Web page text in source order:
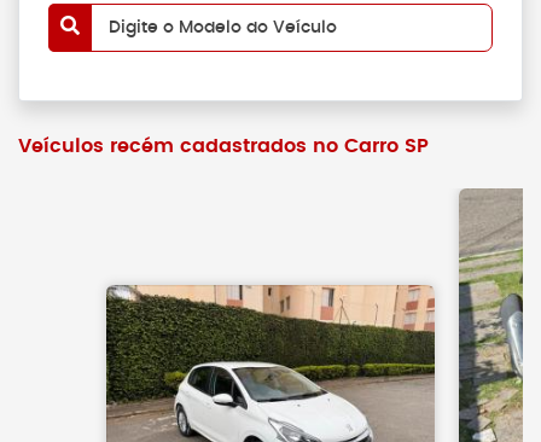
Digite o Modelo do Veículo
Veículos recém cadastrados no Carro SP